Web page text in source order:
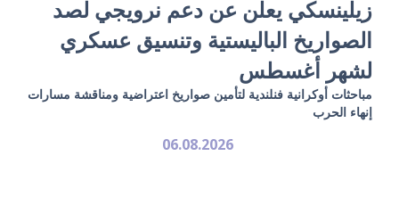
زيلينسكي يعلن عن دعم نرويجي لصد
الصواريخ الباليستية وتنسيق عسكري
لشهر أغسطس
مباحثات أوكرانية فنلندية لتأمين صواريخ اعتراضية ومناقشة مسارات
إنهاء الحرب
06.08.2026